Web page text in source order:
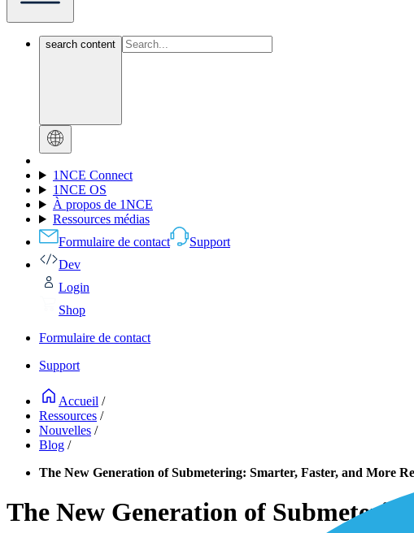
search content
1NCE Connect
1NCE OS
À propos de 1NCE
Ressources médias
Formulaire de contact
Support
Dev
Login
Shop
Formulaire de contact
Support
Accueil /
Ressources /
Nouvelles /
Blog /
The New Generation of Submetering: Smarter, Faster, and More
The New Generation of